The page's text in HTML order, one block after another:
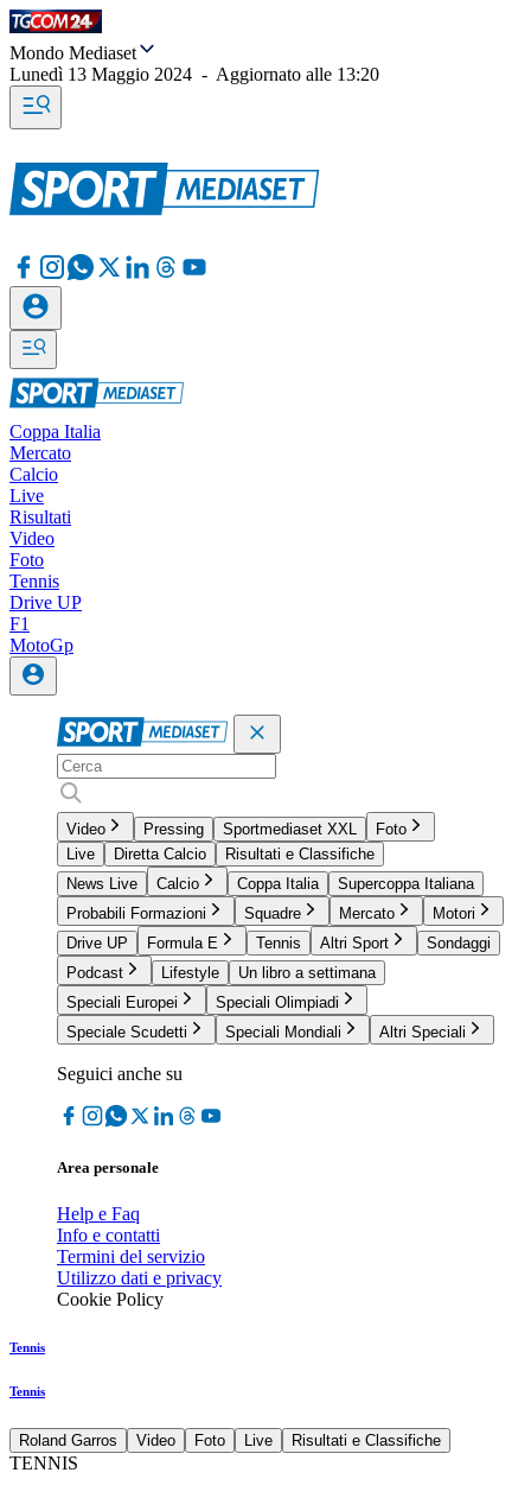
Mondo Mediaset
Lunedì 13 Maggio 2024 - Aggiornato alle 13:20
Coppa Italia
Mercato
Calcio
Live
Risultati
Video
Foto
Tennis
Drive UP
F1
MotoGp
Video Pressing Sportmediaset XXL
Foto
Live
Diretta Calcio
Risultati e Classifiche
News Live
Calcio Coppa Italia
Supercoppa Italiana
Probabili Formazioni
Squadre Mercato
Motori
Drive UP
Formula E Tennis Altri Sport
Sondaggi
Podcast
Lifestyle
Un libro a settimana
Speciali Europei
Speciali Olimpiadi
Speciale Scudetti
Speciali Mondiali Altri Speciali
Seguici anche su
Area personale
Help e Faq
Info e contatti
Termini del servizio
Utilizzo dati e privacy
Cookie Policy
Tennis
Tennis
Roland Garros Video Foto Live Risultati e Classifiche
TENNIS